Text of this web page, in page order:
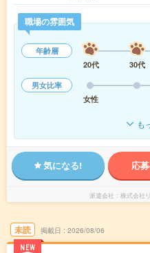
職場の雰囲気
年齢層
20代
30代
男女比率
女性
も
気になる! 応
派遣会社 株式会社
未読
NEW
掲載日 2026/08/06